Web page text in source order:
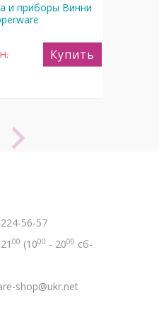
и приборы Винни
Купить
56-57
00 (1000 - 2000 сб-
shop@ukr.net